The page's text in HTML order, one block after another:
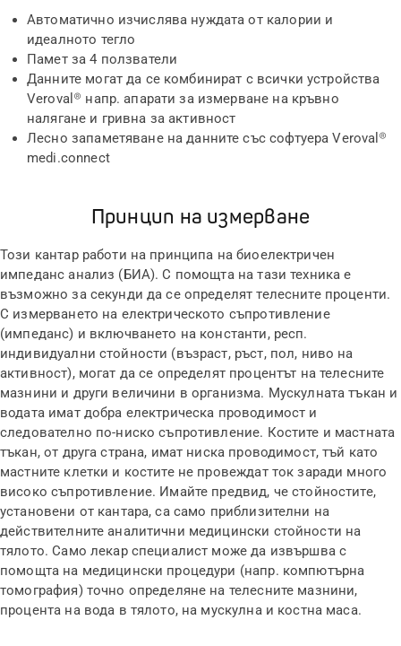
Автоматично изчислява нуждата от калории и
идеалното тегло
Памет за 4 ползватели
Данните могат да се комбинират с всички устройства
Veroval® напр. апарати за измерване на кръвно
налягане и гривна за активност
Лесно запаметяване на данните със софтуера Veroval®
medi.connect
Принцип на измерване
Този кантар работи на принципа на биоелектричен
импеданс анализ (БИА). С помощта на тази техника е
възможно за секунди да се определят телесните проценти.
С измерването на електрическото съпротивление
(импеданс) и включването на константи, респ.
индивидуални стойности (възраст, ръст, пол, ниво на
активност), могат да се определят процентът на телесните
мазнини и други величини в организма. Мускулната тъкан и
водата имат добра електрическа проводимост и
следователно по-ниско съпротивление. Костите и мастната
тъкан, от друга страна, имат ниска проводимост, тъй като
мастните клетки и костите не провеждат ток заради много
високо съпротивление. Имайте предвид, че стойностите,
установени от кантара, са само приблизителни на
действителните аналитични медицински стойности на
тялото. Само лекар специалист може да извършва с
помощта на медицински процедури (напр. компютърна
томография) точно определяне на телесните мазнини,
процента на вода в тялото, на мускулна и костна маса.